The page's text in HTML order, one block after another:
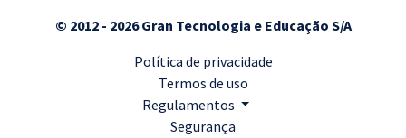
© 2012 - 2026 Gran Tecnologia e Educação S/A
Política de privacidade
Termos de uso
Regulamentos
Segurança